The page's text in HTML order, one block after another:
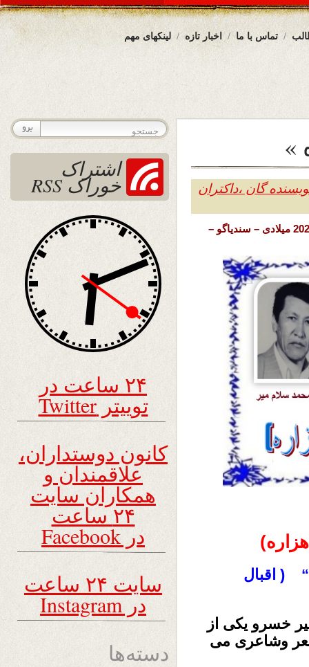
لینکهای مهم اخبار تازه تماس با ما
»
گان ،داکتران
تاریخ نشر: جمعه 13 دلو ( بهمن ) 1402 خورشدی – 2 فبرری 2024 میلادی – سندیاگو –
( اقبال
خسرو یکی از
وشاعری می
اشتراک
خوراک RSS
۲۴ ساعت در
توییتر Twitter
کانون دوستداران،
علاقمندان و
همکاران سایت
۲۴ ساعت
در Facebook
سایت ۲۴ ساعت
در Instagram
دسته‌ها